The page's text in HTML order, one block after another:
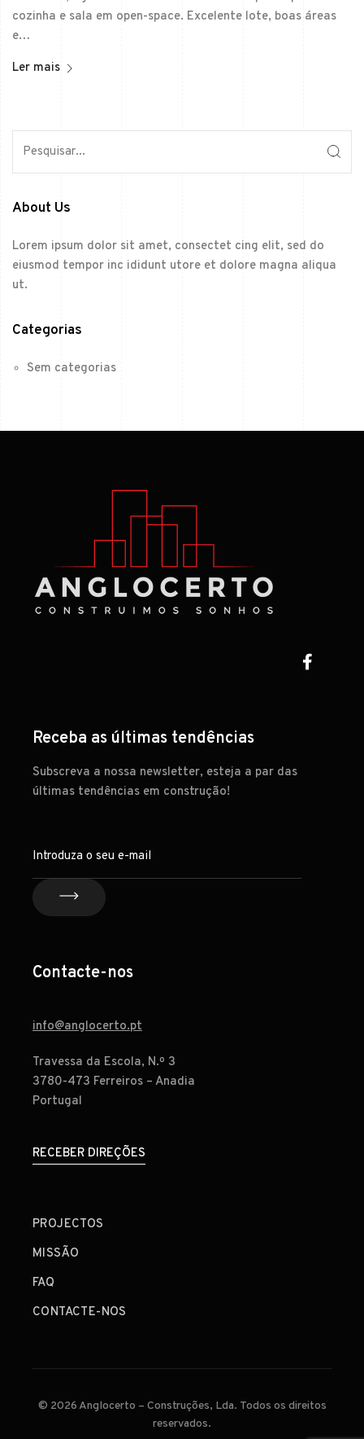
cozinha e sala em open-space. Excelente lote, boas áreas
e…
Ler mais
About Us
Lorem ipsum dolor sit amet, consectet cing elit, sed do
eiusmod tempor inc ididunt utore et dolore magna aliqua
ut.
Categorias
Sem categorias
Receba as últimas tendências
Subscreva a nossa newsletter, esteja a par das
últimas tendências em construção!
Contacte-nos
info@anglocerto.pt
Travessa da Escola, N.º 3
3780-473 Ferreiros – Anadia
Portugal
RECEBER DIREÇÕES
PROJECTOS
MISSÃO
FAQ
CONTACTE-NOS
© 2026 Anglocerto – Construções, Lda. Todos os direitos
reservados.